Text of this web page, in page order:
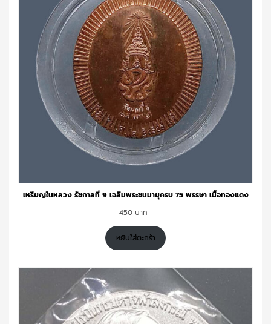
เหรียญในหลวง รัชกาลที่ 9 เฉลิมพระชนมายุครบ 75 พรรษา เนื้อทองแดง
450
หยิบใส่ตะกร้า